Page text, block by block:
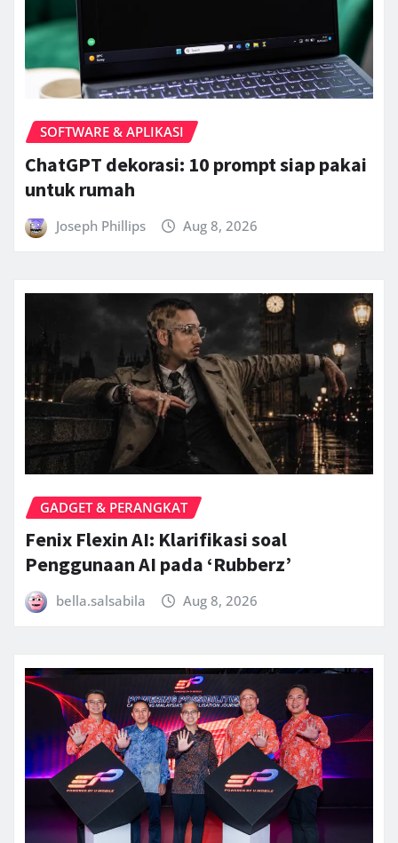
SOFTWARE & APLIKASI
ChatGPT dekorasi: 10 prompt siap pakai
untuk rumah
Joseph Phillips Aug 8, 2026
GADGET & PERANGKAT
Fenix Flexin AI: Klarifikasi soal
Penggunaan AI pada ‘Rubberz’
bella.salsabila Aug 8, 2026